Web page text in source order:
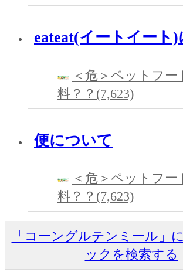
eateat(イートイート
＜危＞ペットフー
料？？(7,623)
便について
＜危＞ペットフー
料？？(7,623)
「コーングルテンミール」
ックを検索する